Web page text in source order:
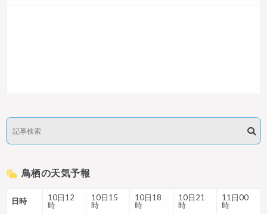
鳥栖の天気予報
日時
10日12
時
10日15
時
10日18
時
10日21
時
11日00
時